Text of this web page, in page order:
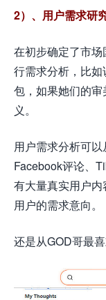
2）、用户需求研
在初步确定了市
行需求分析，比
包，如果她们的
义。
用户需求分析可以
Facebook评论、
有大量真实用户
用户的需求意向。
还是从GOD哥最